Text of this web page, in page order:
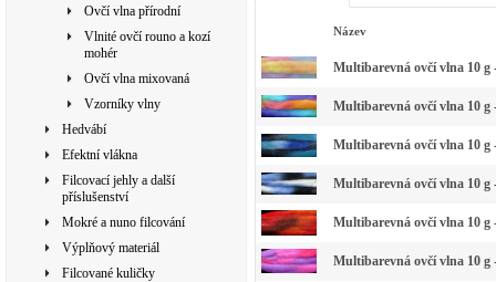
Ovčí vlna přírodní
Vlnité ovčí rouno a kozí
mohér
Ovčí vlna mixovaná
Vzorníky vlny
Hedvábí
Efektní vlákna
Filcovací jehly a další
příslušenství
Mokré a nuno filcování
Výplňový materiál
Filcované kuličky
Název
Multibarevná ovčí vlna 10 g
Multibarevná ovčí vlna 10 g
Multibarevná ovčí vlna 10 g
Multibarevná ovčí vlna 10 g
Multibarevná ovčí vlna 10 g
Multibarevná ovčí vlna 10 g